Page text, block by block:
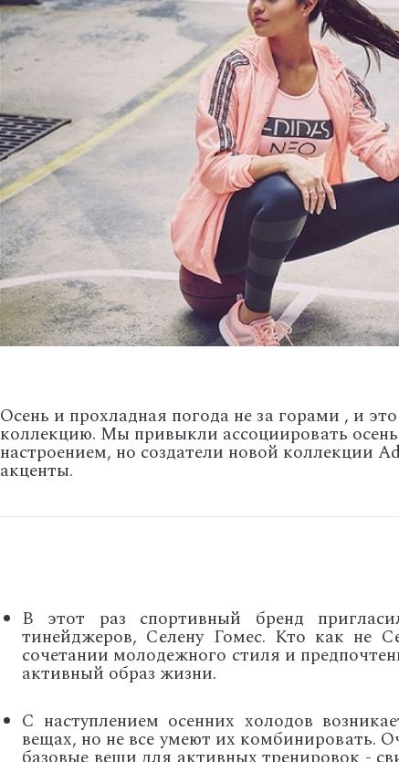
Осень и прохладная погода не за горами , и
коллекцию. Мы привыкли ассоциировать
настроением, но создатели новой коллекции
акценты.
В этот раз спортивный бренд
тинейджеров, Селену Гомес. Кто как не
сочетании молодежного стиля и
активный образ жизни.
С наступлением осенних холодов
вещах, но не все умеют их комбинировать.